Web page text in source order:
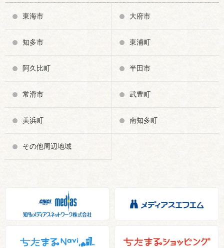
東海市 大府市
知多市 東浦町
阿久比町 半田市
常滑市 武豊町
美浜町 南知多町
その他周辺地域